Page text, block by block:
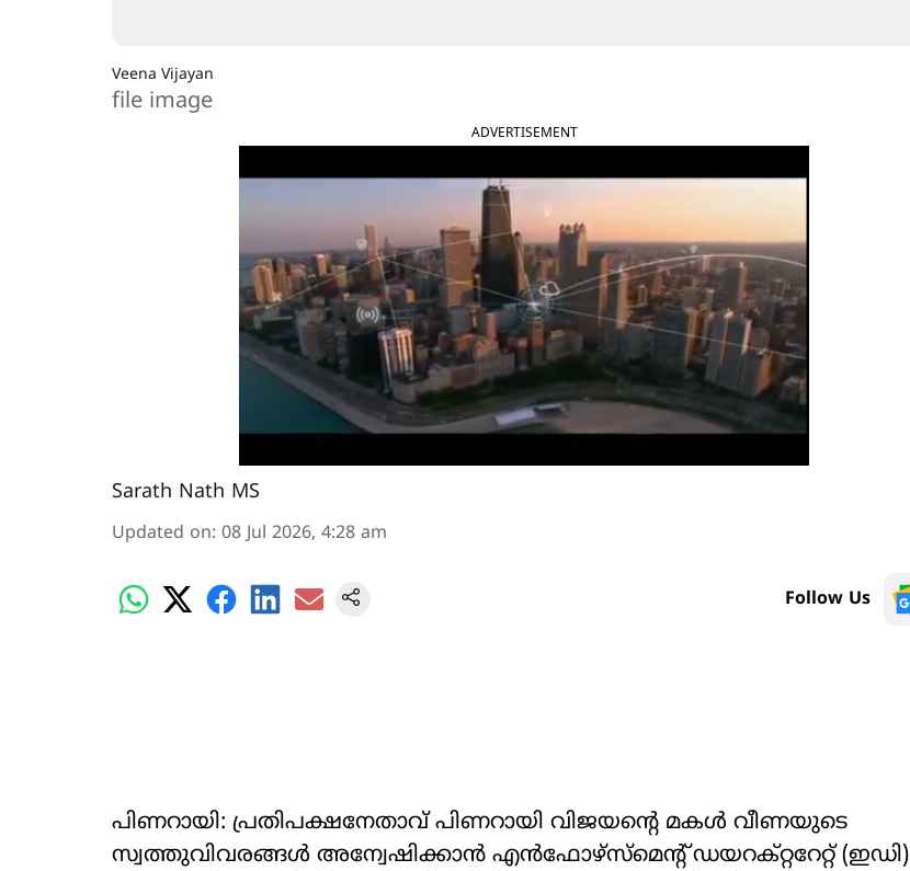
Veena Vijayan
file image
ADVERTISEMENT
Sarath Nath MS
Updated on: 08 Jul 2026, 4:28 am
Follow Us
പിണറായി: പ്രതിപക്ഷനേതാവ് പിണറായി വിജയന്‍റെ മകൾ വീണയുടെ
സ്വത്തുവിവരങ്ങൾ അന്വേഷിക്കാൻ എൻഫോഴ്സ്മെന്‍റ് ഡയറക്റ്ററേറ്റ് (ഇഡി)